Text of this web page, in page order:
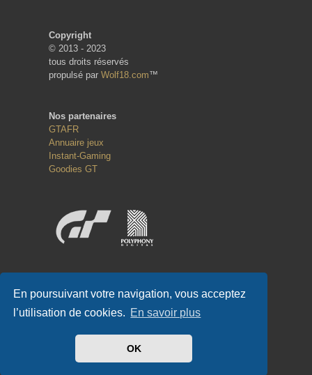
En poursuivant votre navigation, vous acceptez
l’utilisation de cookies. En savoir plus
OK
Copyright
© 2013 - 2023
tous droits réservés
propulsé par Wolf18.com™
Nos partenaires
GTAFR
Annuaire jeux
Instant-Gaming
Goodies GT
#GTFR